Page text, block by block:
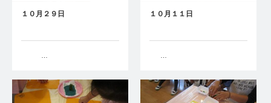
１０月２９日 １０月１１日